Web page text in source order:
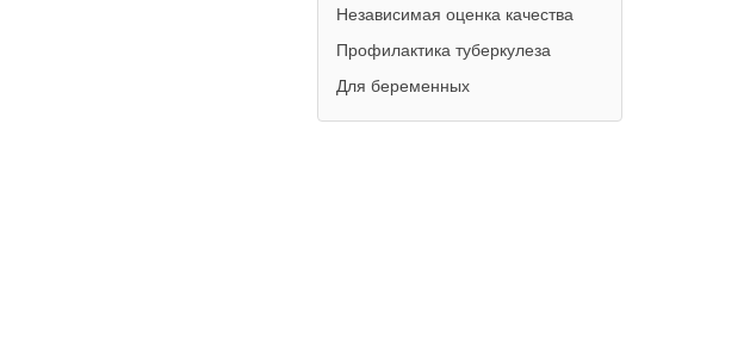
Независимая оценка качества
Профилактика туберкулеза
Для беременных